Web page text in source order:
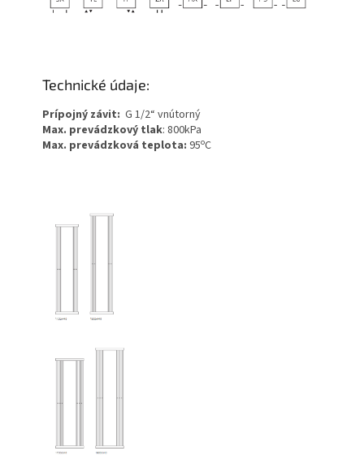
Technické údaje:
Prípojný závit: G 1/2“ vnútorný
Max. prevádzkový tlak: 800kPa
Max. prevádzková teplota: 95oC